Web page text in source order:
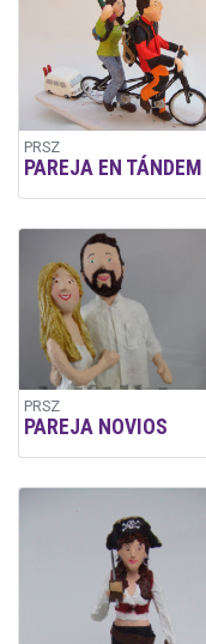
PRSZ
PAREJA EN TÁNDEM
PRSZ
PAREJA NOVIOS